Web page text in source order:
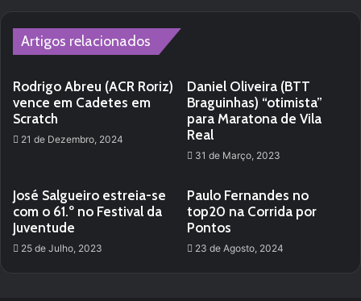
Artigos relacionados
Rodrigo Abreu (ACR Roriz)
vence em Cadetes em
Scratch
21 de Dezembro, 2024
Daniel Oliveira (BTT
Braguinhas) “otimista”
para Maratona de Vila
Real
31 de Março, 2023
José Salgueiro estreia-se
com o 61.º no Festival da
Juventude
25 de Julho, 2023
Paulo Fernandes no
top20 na Corrida por
Pontos
23 de Agosto, 2024